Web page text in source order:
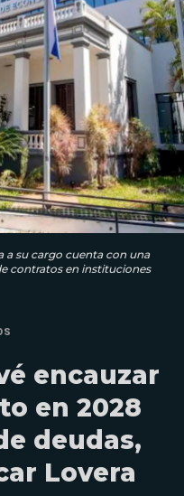
a su cargo cuenta con una
contratos en instituciones
encauzar
en 2028
deudas,
Lovera